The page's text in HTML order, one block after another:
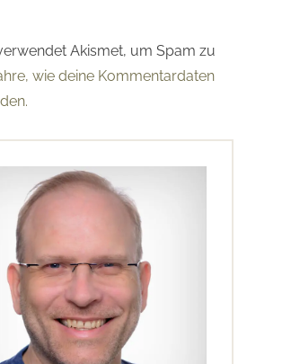
Akismet, um Spam zu
wie deine Kommentardaten